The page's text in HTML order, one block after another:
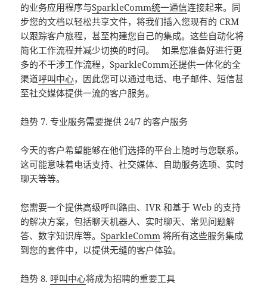
的业务应用程序与SparkleComm统一通信连接起来。同
步您的文档以轻松共享文件，将我们插入您现有的 CRM
以跟踪客户旅程，甚至构建您自己的集成。这些自动化将
简化工作流程并减少切换的时间。 如果您准备好进行更
多的不干涉工作流程，SparkleComm还提供一体化的全
渠道呼叫中心，因此您可以通过电话、电子邮件、短信甚
至社交媒体提供一流的客户服务。
趋势 7. 专业服务需要提供 24/7 的客户服务
今天的客户希望能够在他们选择的平台上随时与您联系。
这可能意味着电话支持、社交媒体、自助服务选项、实时
聊天等等。
您需要一个提供高级呼叫路由、IVR 和基于 Web 的支持
的解决方案，包括聊天机器人、实时聊天、常见问题解
答、数字知识库等。SparkleComm 将所有这些服务集成
到您的套件中，以提供无缝的客户体验。
趋势 8. 呼叫中心将成为招聘的重要工具